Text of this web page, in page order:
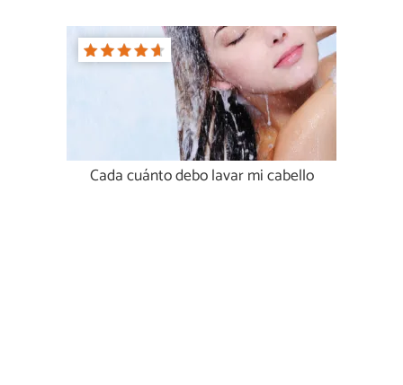
Cada cuánto debo lavar mi cabello